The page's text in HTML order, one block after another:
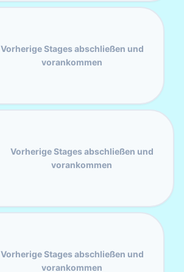
Vorherige Stages abschließen und
vorankommen
Vorherige Stages abschließen und
vorankommen
Vorherige Stages abschließen und
vorankommen